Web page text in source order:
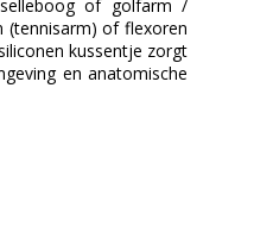
of golfarm /
(tennisarm) of flexoren
kussentje zorgt
en anatomische